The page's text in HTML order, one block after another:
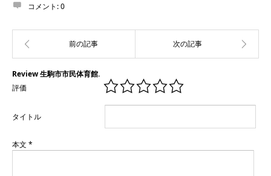
コメント:0
Review 生駒市市民体育館.
評価
タイトル
本文 *